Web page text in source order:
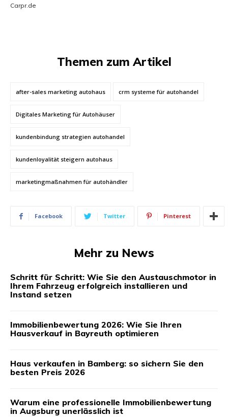
Carpr.de
Themen zum Artikel
after-sales marketing autohaus crm systeme für autohandel
Digitales Marketing für Autohäuser
kundenbindung strategien autohandel
kundenloyalität steigern autohaus
marketingmaßnahmen für autohändler
Facebook Twitter Pinterest
Mehr zu News
Schritt für Schritt: Wie Sie den Austauschmotor in
Ihrem Fahrzeug erfolgreich installieren und
Instand setzen
Immobilienbewertung 2026: Wie Sie Ihren
Hausverkauf in Bayreuth optimieren
Haus verkaufen in Bamberg: so sichern Sie den
besten Preis 2026
Warum eine professionelle Immobilienbewertung
in Augsburg unerlässlich ist